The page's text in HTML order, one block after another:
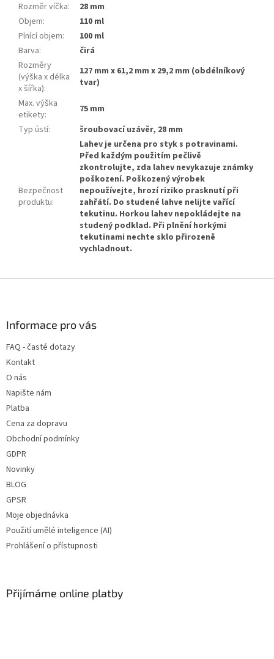
Rozměr víčka:
28 mm
Objem:
110 ml
Plnící objem:
100 ml
Barva:
čirá
Rozměry
(výška x délka
x šířka):
127 mm x 61,2 mm x 29,2 mm (obdélníkový
tvar)
Max. výška
etikety:
75 mm
Typ ústí: šroubovací uzávěr, 28 mm
Bezpečnost
produktu:
Lahev je určena pro styk s potravinami.
Před každým použitím pečlivě
zkontrolujte, zda lahev nevykazuje známky
poškození. Poškozený výrobek
nepoužívejte, hrozí riziko prasknutí při
zahřátí. Do studené lahve nelijte vařící
tekutinu. Horkou lahev nepokládejte na
studený podklad. Při plnění horkými
tekutinami nechte sklo přirozeně
vychladnout.
Informace pro vás
FAQ - časté dotazy
Kontakt
O nás
Napište nám
Platba
Cena za dopravu
Obchodní podmínky
GDPR
Novinky
BLOG
GPSR
Moje objednávka
Použití umělé inteligence (AI)
Prohlášení o přístupnosti
Přijímáme online platby